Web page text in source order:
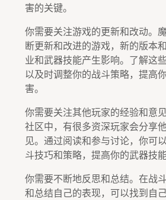
害的关键。
你需要关注游戏的更新和改动。
断更新和改进的游戏，新的版本
业和武器技能产生影响。了解这
以及时调整你的战斗策略，提高
害。
你需要关注其他玩家的经验和意
社区中，有很多资深玩家会分享
见。通过阅读和参与讨论，你可
斗技巧和策略，提高你的武器技能
你需要不断地反思和总结。在战
和总结自己的表现，可以找到自